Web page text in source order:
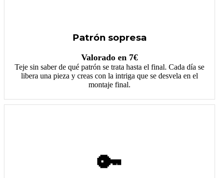
Patrón sopresa
Valorado en 7€
Teje sin saber de qué patrón se trata hasta el final. Cada día se
libera una pieza y creas con la intriga que se desvela en el
montaje final.
🔑